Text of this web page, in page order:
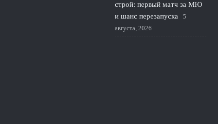
строй: первый матч за МЮ
и шанс перезапуска
5
августа, 2026